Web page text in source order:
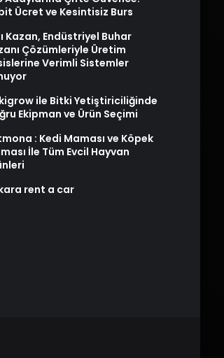
Ücret ve Kesintisiz Burs
Kazan, Endüstriyel Buhar
Çözümleriyle Üretim
Verimli Sistemler
ile Bitki Yetiştiriciliğinde
Ekipman ve Ürün Seçimi
: Kedi Maması ve Köpek
İle Tüm Evcil Hayvan
rent a car